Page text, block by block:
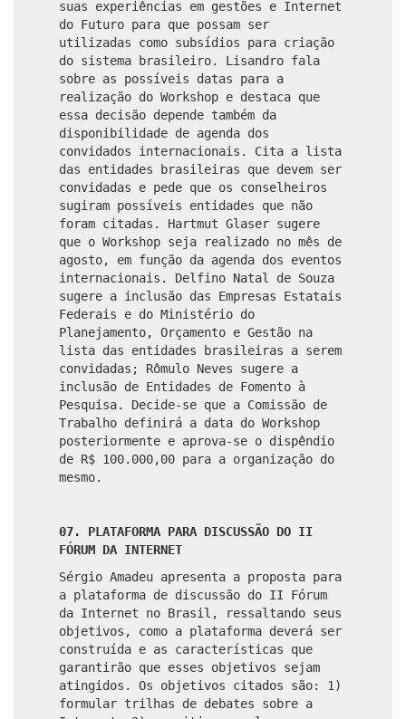
suas experiências em gestões e Internet
do Futuro para que possam ser
utilizadas como subsídios para criação
do sistema brasileiro. Lisandro fala
sobre as possíveis datas para a
realização do Workshop e destaca que
essa decisão depende também da
disponibilidade de agenda dos
convidados internacionais. Cita a lista
das entidades brasileiras que devem ser
convidadas e pede que os conselheiros
sugiram possíveis entidades que não
foram citadas. Hartmut Glaser sugere
que o Workshop seja realizado no mês de
agosto, em função da agenda dos eventos
internacionais. Delfino Natal de Souza
sugere a inclusão das Empresas Estatais
Federais e do Ministério do
Planejamento, Orçamento e Gestão na
lista das entidades brasileiras a serem
convidadas; Rômulo Neves sugere a
inclusão de Entidades de Fomento à
Pesquisa. Decide-se que a Comissão de
Trabalho definirá a data do Workshop
posteriormente e aprova-se o dispêndio
de R$ 100.000,00 para a organização do
mesmo.
07. PLATAFORMA PARA DISCUSSÃO DO II
FÓRUM DA INTERNET
Sérgio Amadeu apresenta a proposta para
a plataforma de discussão do II Fórum
da Internet no Brasil, ressaltando seus
objetivos, como a plataforma deverá ser
construída e as características que
garantirão que esses objetivos sejam
atingidos. Os objetivos citados são: 1)
formular trilhas de debates sobre a